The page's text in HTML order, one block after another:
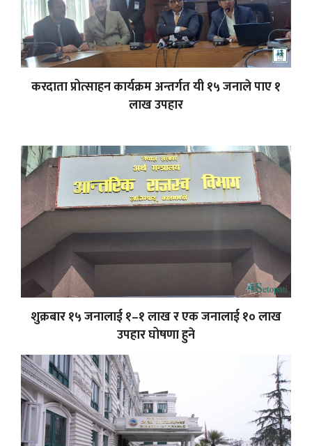
करदाता प्रोत्साहन कार्यक्रम अन्तर्गत यी १५ जनाले पाए १
लाख उपहार
शुक्रबार १५ जनालाई १–१ लाख र एक जनालाई १० लाख
उपहार घोषणा हुने